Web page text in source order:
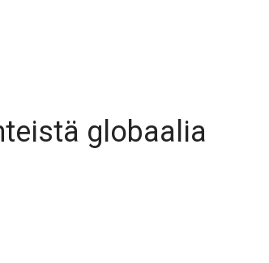
globaalia